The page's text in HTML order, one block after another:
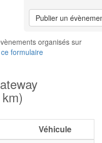
Publier un
organisés sur
formulaire
Véhicule